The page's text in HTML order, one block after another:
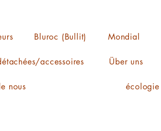
Bluroc (Bullit) Mondial
accessoires Über uns
nous écologie